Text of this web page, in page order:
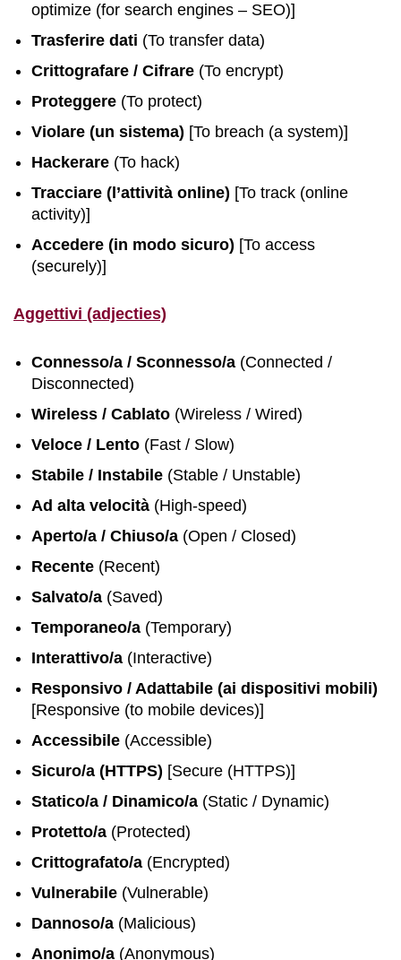
optimize (for search engines – SEO)]
Trasferire dati (To transfer data)
Crittografare / Cifrare (To encrypt)
Proteggere (To protect)
Violare (un sistema) [To breach (a system)]
Hackerare (To hack)
Tracciare (l’attività online) [To track (online
activity)]
Accedere (in modo sicuro) [To access
(securely)]
Aggettivi (adjecties)
Connesso/a / Sconnesso/a (Connected /
Disconnected)
Wireless / Cablato (Wireless / Wired)
Veloce / Lento (Fast / Slow)
Stabile / Instabile (Stable / Unstable)
Ad alta velocità (High-speed)
Aperto/a / Chiuso/a (Open / Closed)
Recente (Recent)
Salvato/a (Saved)
Temporaneo/a (Temporary)
Interattivo/a (Interactive)
Responsivo / Adattabile (ai dispositivi mobili)
[Responsive (to mobile devices)]
Accessibile (Accessible)
Sicuro/a (HTTPS) [Secure (HTTPS)]
Statico/a / Dinamico/a (Static / Dynamic)
Protetto/a (Protected)
Crittografato/a (Encrypted)
Vulnerabile (Vulnerable)
Dannoso/a (Malicious)
Anonimo/a (Anonymous)